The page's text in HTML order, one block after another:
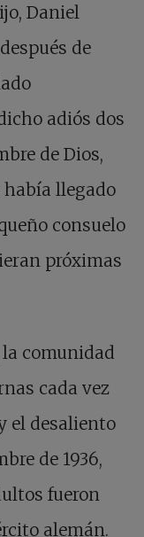
Daniel
de
adiós dos
de Dios,
había llegado
consuelo
próximas
comunidad
cada vez
el desaliento
de 1936,
fueron
alemán.